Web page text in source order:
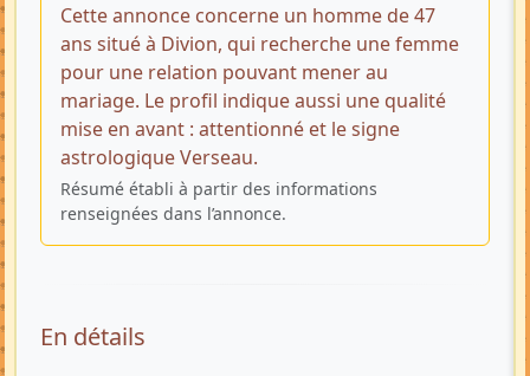
Cette annonce concerne un homme de 47
ans situé à Divion, qui recherche une femme
pour une relation pouvant mener au
mariage. Le profil indique aussi une qualité
mise en avant : attentionné et le signe
astrologique Verseau.
Résumé établi à partir des informations
renseignées dans l’annonce.
En détails